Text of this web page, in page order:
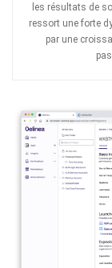
les résultats de
ressort une forte
par une